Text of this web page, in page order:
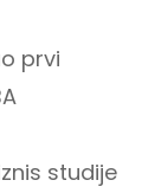
prvi
studije